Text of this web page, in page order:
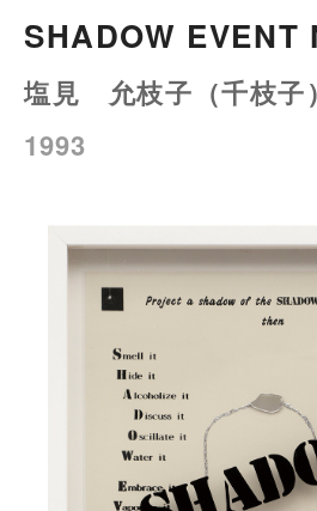
SHADOW EVENT
塩見 允枝子（千枝子）
1993